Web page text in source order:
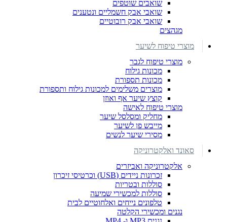
שואבים שוטפים
שואבי אבק חשמליים ונטענים
שואבי אבק רובוטיים
מגהצים
מוצרי טיפוח לשיער
מוצרי טיפוח לגבר
מכונות גילוח
מכונות תספורת
מוצרים משלימים למכונות גילוח ותספורת
קוצץ שיער אף ואוזן
מוצרי טיפוח לאישה
מחליק ומסלסל שיער
מייבש פן לשיער
מסירי שיער לנשים
סאונד ואלקטרוניקה
אלקטרוניקה ואביזרים
זכרונות ניידים (USB) וכרטיסי זיכרון
סוללות ובטריות
סוללות למכשירי שמיעה
טלפונים נייחים ואלחוטיים לבית
נגנים ומכשירי הקלטה